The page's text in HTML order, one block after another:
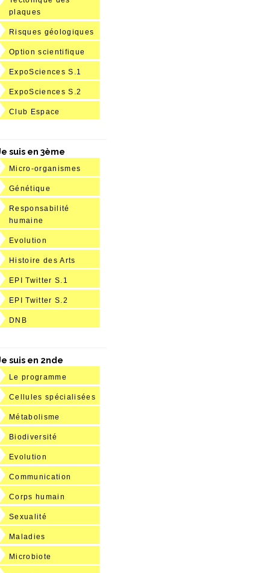
plaques
Risques géologiques
Option scientifique
ExpoSciences S.1
ExpoSciences S.2
Club Espace
suis en 3ème
Micro-organismes
Génétique
Responsabilité
humaine
Evolution
Histoire des Arts
EPI Twitter S.1
EPI Twitter S.2
DNB
suis en 2nde
Le programme
Cellules spécialisées
Métabolisme
Biodiversité
Evolution
Communication
Corps humain
Sexualité
Maladies
Microbiote